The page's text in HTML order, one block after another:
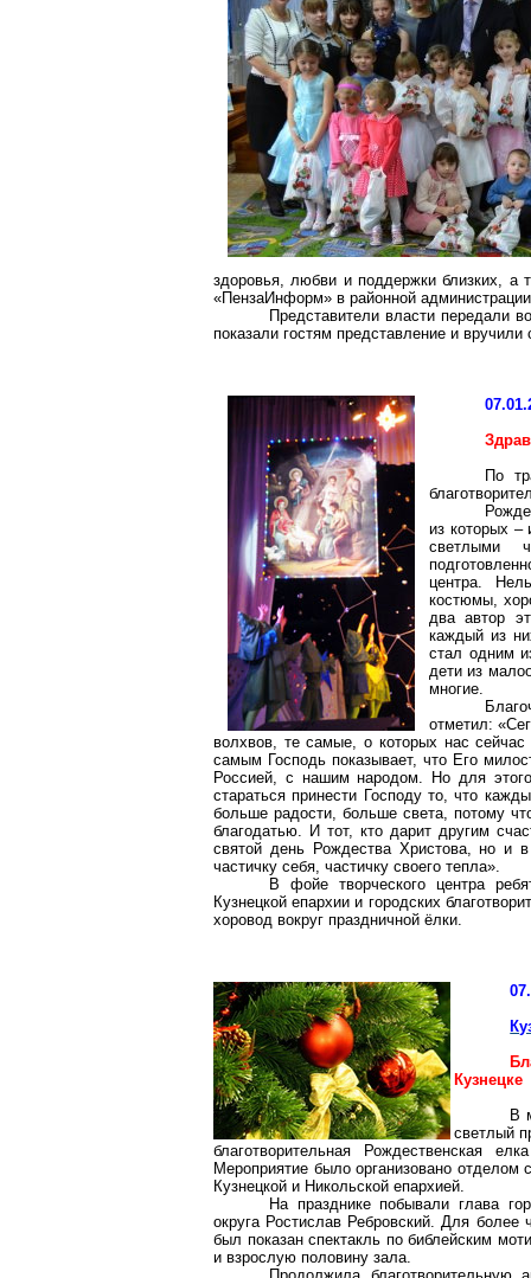
здоровья, любви и поддержки близких, а
«ПензаИнформ» в районной
Представители власти передали
показали гостям представление и
По
из которых –
светлыми
центра.
костюмы,
два автор
каждый из
стал одним
дети из
многие.
отметил:
волхвов, те самые, о которых нас
самым Господь показывает, что Его
Россией, с нашим народом. Но для
стараться принести Господу то, что
больше радости, больше света, потому
благодатью. И тот, кто дарит другим
святой день Рождества Христова, но и
частичку себя, частичку своего тепла».
В фойе творческого центра
Кузнецкой епархии и городских
хоровод вокруг праздничной ёлки.
Кузнецке
В
светлый
благотворительная Рождественская
Мероприятие было организовано отделом
Кузнецкой и Никольской епархией.
На празднике побывали глава
округа Ростислав Ребровский. Для более
был показан спектакль по библейским
и взрослую половину зала.